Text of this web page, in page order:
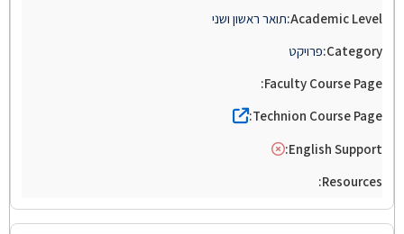
תואר ראשון ושני
פרויקט